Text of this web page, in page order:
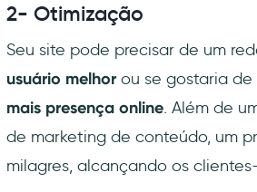
2- Otimização
Seu site pode precisar de um
usuário melhorou se gostaria de
mais presença online. Além de
de marketing de conteúdo, um
milagres, alcançando os